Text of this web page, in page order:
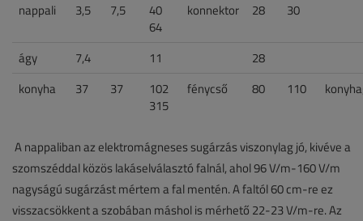
nappali
3,5 7,5
40
64
konnektor 28 30
ágy 7,4 11
28
konyha
37 37
102
315
fénycső 80 110
A nappaliban az elektromágneses sugárzás viszonylag jó, kivéve a
szomszéddal közös lakáselválasztó falnál, ahol 96 V/m-160 V/m
nagyságú sugárzást mértem a fal mentén. A faltól 60 cm-re ez
visszacsökkent a szobában máshol is mérhető 22-23 V/m-re. Az